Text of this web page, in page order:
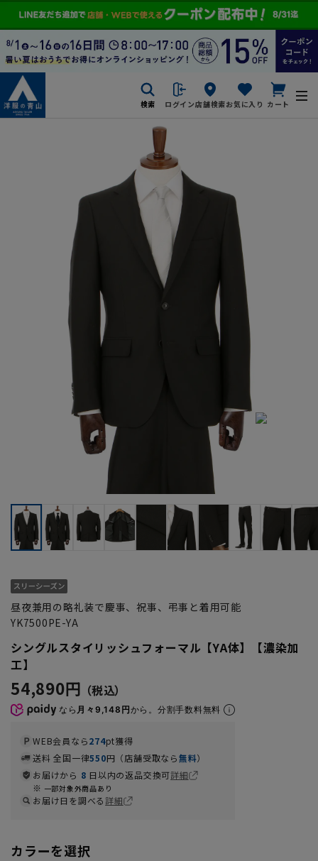
検索 ログイン店舗検索お気に入り カート
昼夜兼用の略礼装で慶事、祝事、弔事と着用可能
YK7500PE-YA
シングルスタイリッシュフォーマル【YA体】【濃染加
工】
54,890円
なら 月々9,148円から。分割手数料無料
WEB会員なら274pt獲得
送料 全国一律550円（店舗受取なら無料）
お届けから 8 日以内の返品交換可詳細
一部対象外商品あり
お届け日を調べる詳細
カラーを選択